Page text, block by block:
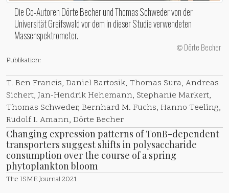
Die Co-Autoren Dörte Becher und Thomas Schweder von der
Universität Greifswald vor dem in dieser Studie verwendeten
Massenspektrometer.
© Dörte Becher
Publikation:
T. Ben Francis, Daniel Bartosik, Thomas Sura, Andreas
Sichert, Jan-Hendrik Hehemann, Stephanie Markert,
Thomas Schweder, Bernhard M. Fuchs, Hanno Teeling,
Rudolf I. Amann, Dörte Becher
Changing expression patterns of TonB-dependent
transporters suggest shifts in polysaccharide
consumption over the course of a spring
phytoplankton bloom
The ISME Journal 2021